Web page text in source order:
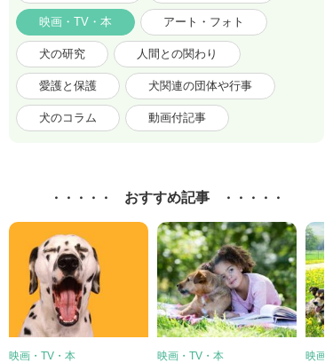
映画・TV・本 アート・フォト
犬の研究 人間との関わり
愛護と保護 犬関連の団体や行事
犬のコラム 動画付記事
おすすめ記事
映画・TV・本 映画・TV・本 映画